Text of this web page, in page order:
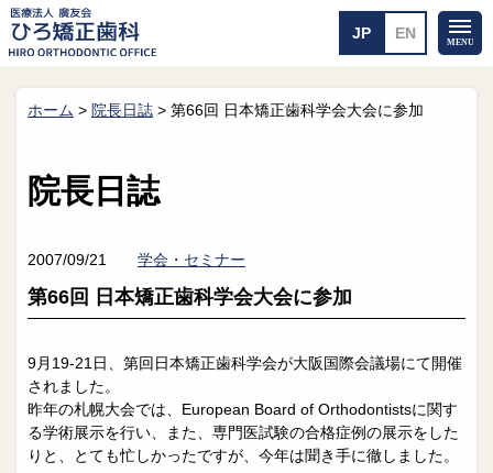
ホーム 矯正治療について
院長紹介
料金について
メール送信
皆さんの声 求人
ホーム > 院長日誌 > 第66回 日本矯正歯科学会大会に参加
院長日誌
2007/09/21 学会・セミナー
第66回 日本矯正歯科学会大会に参加
9月19-21日、第回日本矯正歯科学会が大阪国際会議場にて開催
されました。
昨年の札幌大会では、European Board of Orthodontistsに関す
る学術展示を行い、また、専門医試験の合格症例の展示をした
りと、とても忙しかったですが、今年は聞き手に徹しました。